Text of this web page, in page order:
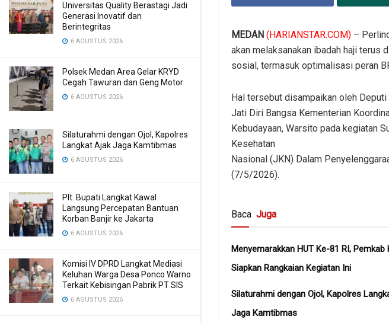
Universitas Quality Berastagi Jadi
Generasi Inovatif dan
Berintegritas
6 AGUSTUS 2026
Polsek Medan Area Gelar KRYD
Cegah Tawuran dan Geng Motor
6 AGUSTUS 2026
Silaturahmi dengan Ojol, Kapolres
Langkat Ajak Jaga Kamtibmas
6 AGUSTUS 2026
Plt. Bupati Langkat Kawal
Langsung Percepatan Bantuan
Korban Banjir ke Jakarta
6 AGUSTUS 2026
Komisi IV DPRD Langkat Mediasi
Keluhan Warga Desa Ponco Warno
Terkait Kebisingan Pabrik PT SIS
6 AGUSTUS 2026
MEDAN (HARIANSTAR.COM) –
akan melaksanakan ibadah haji terus
sosial, termasuk optimalisasi peran
Hal tersebut disampaikan oleh
Jati Diri Bangsa Kementerian
Kebudayaan, Warsito pada kegiatan
Kesehatan
Nasional (JKN) Dalam
(7/5/2026).
Baca Juga
Menyemarakkan HUT Ke-81 RI, Pemkab
Siapkan Rangkaian Kegiatan Ini
Silaturahmi dengan Ojol, Kapolres
Jaga Kamtibmas